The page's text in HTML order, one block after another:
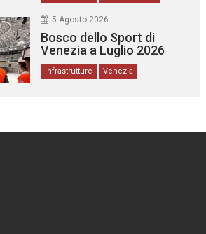
5 Agosto 2026
Bosco dello Sport di
Venezia a Luglio 2026
Infrastrutture Venezia